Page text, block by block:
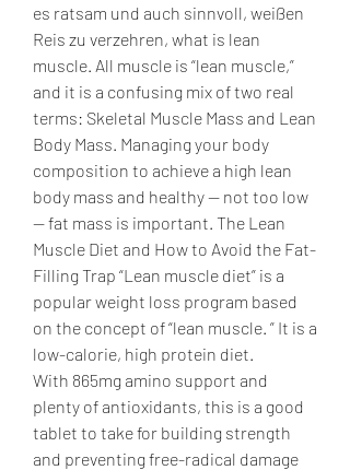
es ratsam und auch sinnvoll, weißen
Reis zu verzehren, what is lean
muscle. All muscle is “lean muscle,”
and it is a confusing mix of two real
terms: Skeletal Muscle Mass and Lean
Body Mass. Managing your body
composition to achieve a high lean
body mass and healthy — not too low
— fat mass is important. The Lean
Muscle Diet and How to Avoid the Fat-
Filling Trap “Lean muscle diet” is a
popular weight loss program based
on the concept of “lean muscle. ” It is a
low-calorie, high protein diet.
With 865mg amino support and
plenty of antioxidants, this is a good
tablet to take for building strength
and preventing free-radical damage